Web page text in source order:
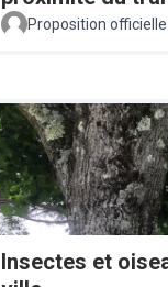
Proposition officielle
Insectes et